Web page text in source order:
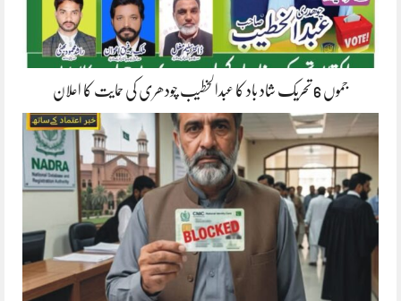
جموں 6 تحریک شاد باد کا عبدالخطیب چودھری کی حمایت کا اعلان